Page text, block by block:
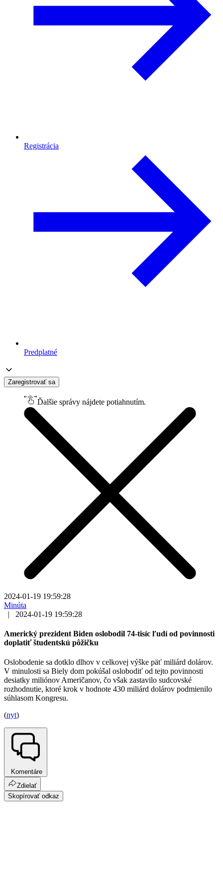
Registrácia
Predplatné
Zaregistrovať sa
Ďalšie správy nájdete potiahnutím.
2024-01-19 19:59:28
Minúta
|
2024-01-19 19:59:28
Americký prezident Biden oslobodil 74-tisíc ľudí od povinnosti
doplatiť študentskú pôžičku
Oslobodenie sa dotklo dlhov v celkovej výške päť miliárd dolárov.
V minulosti sa Biely dom pokúšal oslobodiť od tejto povinnosti
desiatky miliónov Američanov, čo však zastavilo sudcovské
rozhodnutie, ktoré krok v hodnote 430 miliárd dolárov podmienilo
súhlasom Kongresu.
(nyt)
Komentáre
Zdielať
Skopírovať odkaz